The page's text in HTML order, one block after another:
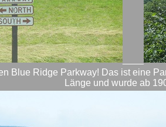
Blue Ridge Parkway! Das ist eine
Länge und wurde ab